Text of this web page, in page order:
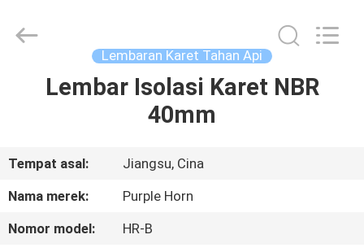
RUMAH
TENTANG
KAMI
Commerce
Lembaran Karet Tahan Api
Lembar Isolasi Karet NBR
40mm
Tempat asal:
Jiangsu, Cina
Nama merek:
Purple Horn
Nomor model:
HR-B